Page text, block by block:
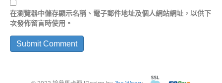
在瀏覽器中儲存顯示名稱、電子郵件地址及個人網站網址，以供下
次發佈留言時使用。